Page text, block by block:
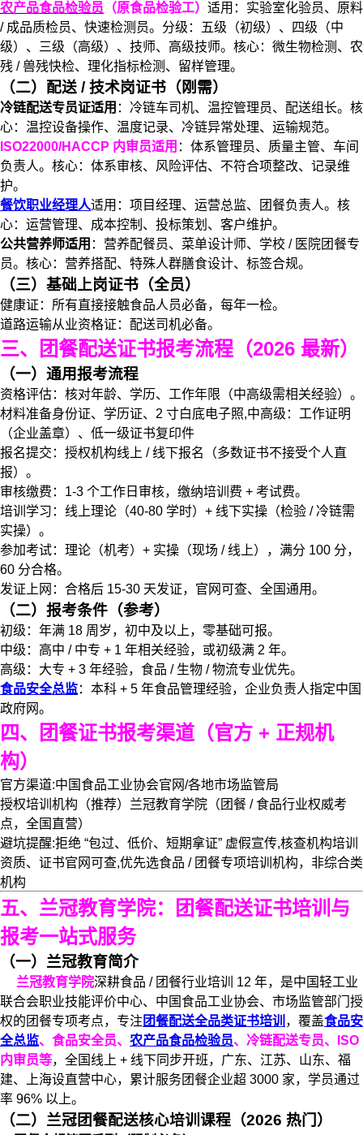
农产品食品检验员 （原食品检验工） 适用：实验室化验员、原料
/ 成品质检员、快速检测员。分级：五级（初级）、四级（中
级）、三级（高级）、技师、高级技师。核心：微生物检测、农
残 / 兽残快检、理化指标检测、留样管理。
（二）配送 / 技术岗证书（刚需）
冷链配送专员证适用 ：冷链车司机、温控管理员、配送组长。核
心：温控设备操作、温度记录、冷链异常处理、运输规范。
ISO22000/HACCP 内审员适用 ：体系管理员、质量主管、车间
负责人。核心：体系审核、风险评估、不符合项整改、记录维
护。
餐饮职业经理人适用：项目经理、运营总监、团餐负责人。核
心：运营管理、成本控制、投标策划、客户维护。
公共营养师适用 ：营养配餐员、菜单设计师、学校 / 医院团餐专
员。核心：营养搭配、特殊人群膳食设计、标签合规。
（三）基础上岗证书（全员）
健康证：所有直接接触食品人员必备，每年一检。
道路运输从业资格证：配送司机必备。
三、团餐配送证书报考流程（2026 最新）
（一）通用报考流程
资格评估：核对年龄、学历、工作年限（中高级需相关经验）。
材料准备身份证、学历证、2 寸白底电子照,中高级：工作证明
（企业盖章）、低一级证书复印件
报名提交：授权机构线上 / 线下报名（多数证书不接受个人直
报）。
审核缴费：1-3 个工作日审核，缴纳培训费 + 考试费。
培训学习：线上理论（40-80 学时）+ 线下实操（检验 / 冷链需
实操）。
参加考试：理论（机考）+ 实操（现场 / 线上），满分 100 分，
60 分合格。
发证上网：合格后 15-30 天发证，官网可查、全国通用。
（二）报考条件（参考）
初级：年满 18 周岁，初中及以上，零基础可报。
中级：高中 / 中专 + 1 年相关经验，或初级满 2 年。
高级：大专 + 3 年经验，食品 / 生物 / 物流专业优先。
食品安全总监：本科 + 5 年食品管理经验，企业负责人指定中国
政府网。
四、团餐证书报考渠道（官方 + 正规机
构）
官方渠道:中国食品工业协会官网/各地市场监管局
授权培训机构（推荐）兰冠教育学院（团餐 / 食品行业权威考
点，全国直营）
避坑提醒:拒绝 “包过、低价、短期拿证” 虚假宣传,核查机构培训
资质、证书官网可查,优先选食品 / 团餐专项培训机构，非综合类
机构
五、兰冠教育学院：团餐配送证书培训与
报考一站式服务
（一）兰冠教育简介
兰冠教育学院深耕食品 / 团餐行业培训 12 年，是中国轻工业
联合会职业技能评价中心、中国食品工业协会、市场监管部门授
权的团餐专项考点，专注 团餐配送全品类证书培训 ，覆盖食品安
全总监、食品安全员、 农产品食品检验员、冷链配送专员、ISO
内审员等，全国线上 + 线下同步开班，广东、江苏、山东、福
建、上海设直营中心，累计服务团餐企业超 3000 家，学员通过
率 96% 以上。
（二）兰冠团餐配送核心培训课程（2026 热门）